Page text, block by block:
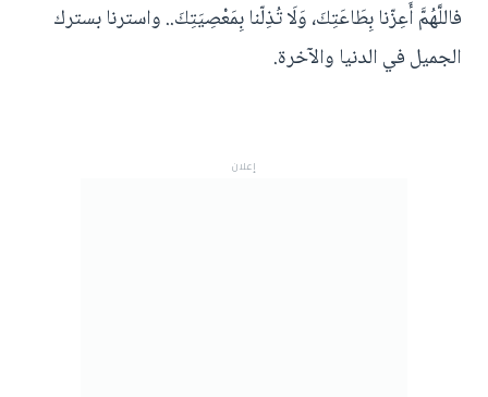
فاللَّهُمَّ أَعِزّنا بِطَاعَتِكَ، وَلَا تُذِلّنا بِمَعْصِيَتِكَ.. واسترنا بسترك
الجميل في الدنيا والآخرة.
إعلان